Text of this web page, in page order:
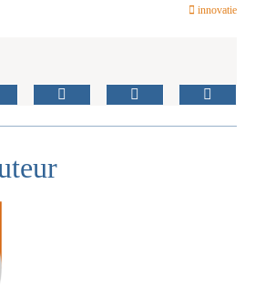
innovatie